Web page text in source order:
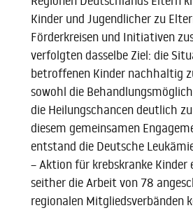
Kinder und Jugendlicher zu
Förderkreisen und Initiativen
verfolgten dasselbe Ziel: die
betroffenen Kinder nachhaltig
sowohl die
die Heilungschancen deutlich
diesem gemeinsamen
entstand die Deutsche
– Aktion für krebskranke Kinder
seither die Arbeit von 78
regionalen Mitgliedsverbänden